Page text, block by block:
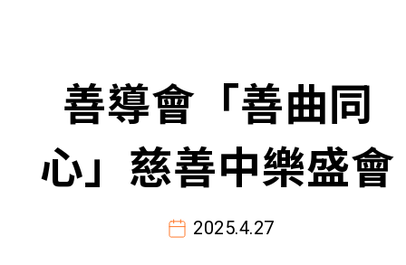
相關報導
關於本會
善導會「善曲同
心」慈善中樂盛會
2025.4.27